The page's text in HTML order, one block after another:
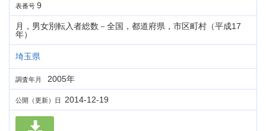
表番号 9
月，男女別転入者総数－全国，都道府県，市区町村（平成17
年）
埼玉県
調査年月 2005年
公開（更新）日 2014-12-19